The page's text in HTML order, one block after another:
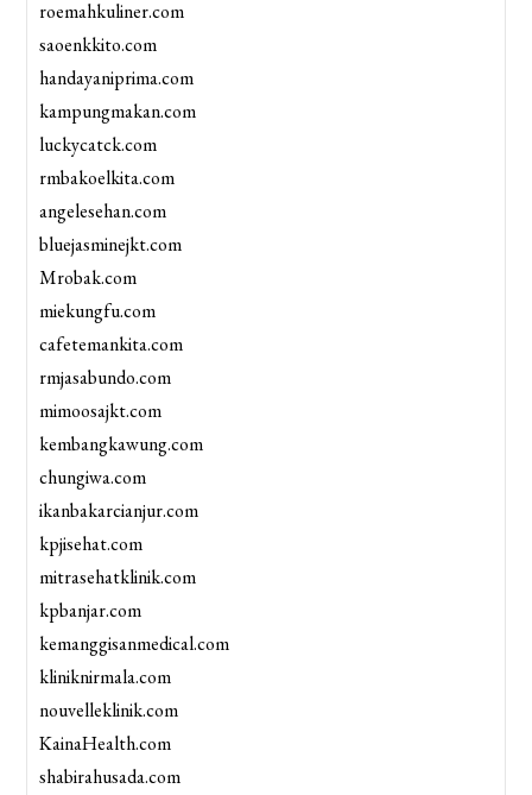
roemahkuliner.com
saoenkkito.com
handayaniprima.com
kampungmakan.com
luckycatck.com
rmbakoelkita.com
angelesehan.com
bluejasminejkt.com
Mrobak.com
miekungfu.com
cafetemankita.com
rmjasabundo.com
mimoosajkt.com
kembangkawung.com
chungiwa.com
ikanbakarcianjur.com
kpjisehat.com
mitrasehatklinik.com
kpbanjar.com
kemanggisanmedical.com
kliniknirmala.com
nouvelleklinik.com
KainaHealth.com
shabirahusada.com